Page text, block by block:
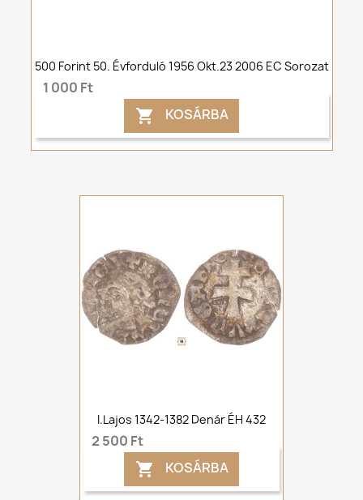
500 Forint 50. Évforduló 1956 Okt.23 2006 EC Sorozat
1 000 Ft
 KOSÁRBA
I.Lajos 1342-1382 Denár ÉH 432
2 500 Ft
 KOSÁRBA